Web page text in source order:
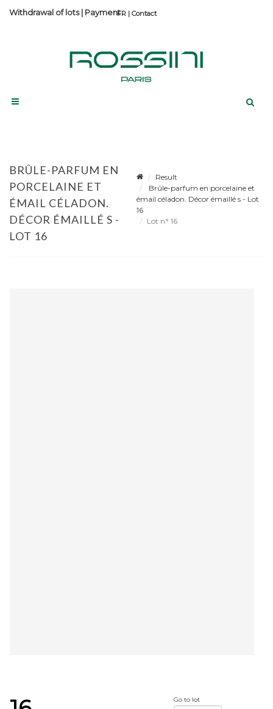
Contact
Withdrawal of lots| Payment
BRÛLE-PARFUM EN
PORCELAINE ET
ÉMAIL CÉLADON.
DÉCOR ÉMAILLÉ S -
LOT 16
Result
Brûle-parfum en porcelaine et
émail céladon. Décor émaillé s - Lot
16
Lot n° 16
Go to lot